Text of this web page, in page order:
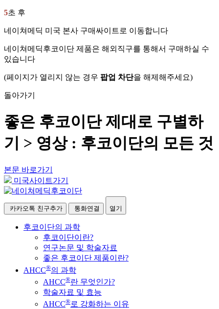
5초 후
네이쳐메딕 미국 본사 구매싸이트로 이동합니다
네이쳐메딕후코이단 제품은 해외직구를 통해서 구매하실 수
있습니다
(페이지가 열리지 않는 경우 팝업 차단을 해제해주세요)
돌아가기
좋은 후코이단 제대로 구별하
기 > 영상 : 후코이단의 모든 것
본문 바로가기
미국사이트가기
카카오톡 친구추가 통화연결 열기
후코이단의 과학
후코이단이란?
연구논문 및 학술자료
좋은 후코이단 제품이란?
AHCC®의 과학
AHCC®란 무엇인가?
학술자료 및 효능
AHCC®로 강화하는 이유